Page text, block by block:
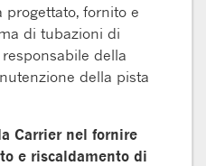
progettato, fornito e
di tubazioni di
della
della pista
Carrier nel fornire
e riscaldamento di